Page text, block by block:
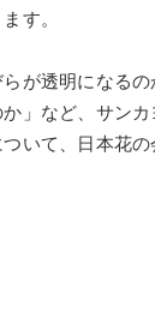
す。
らが透明になる
」など、サン
いて、日本花